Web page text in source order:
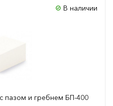
В наличии
пазом и гребнем БП-400